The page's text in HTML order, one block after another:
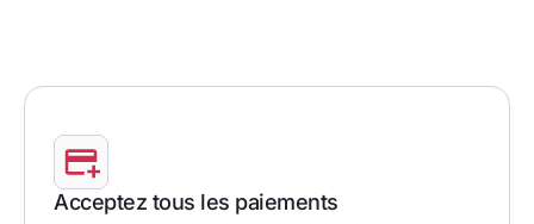
Acceptez tous les paiements